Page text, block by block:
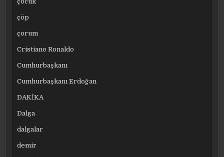
çöp
çorum
Cristiano Ronaldo
Cumhurbaşkanı
Cumhurbaşkanı Erdoğan
DAKİKA
Dalga
dalgalar
demir